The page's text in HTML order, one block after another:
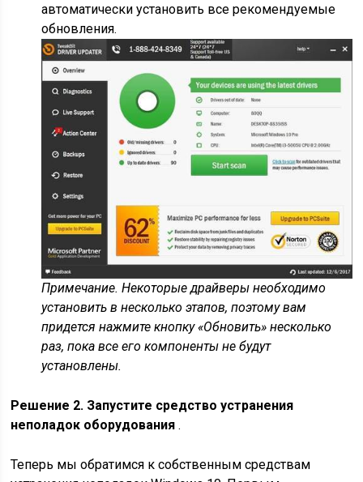
автоматически установить все рекомендуемые
обновления.
Примечание.Некоторые драйверы необходимо
установить в несколько этапов, поэтому вам
придется нажмите кнопку «Обновить» несколько
раз, пока все его компоненты не будут
установлены.
Решение 2. Запустите средство устранения
неполадок оборудования.
Теперь мы обратимся к собственным средствам